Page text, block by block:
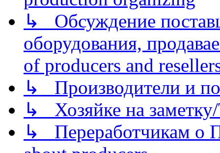
↳ Обсуждение
оборудования,
of producers and
↳ Производители и
↳ Хозяйке на
↳ Переработчикам о